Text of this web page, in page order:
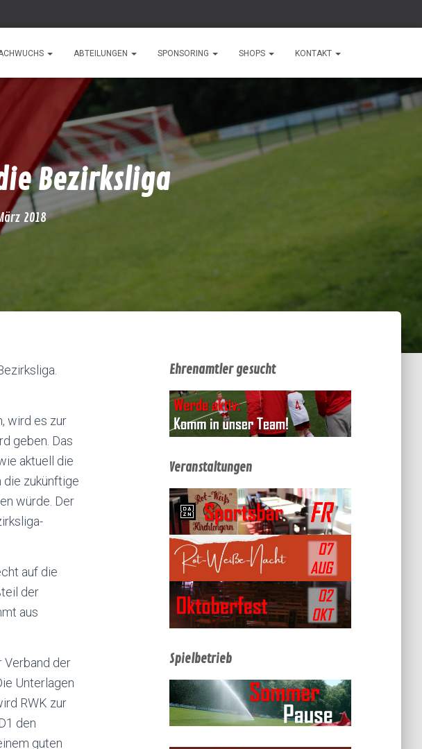
ABTEILUNGEN SPONSORING SHOPS KONTAKT
Bezirksliga
2018
wird es zur
geben. Das
aktuell die
die zukünftige
würde. Der
auf die
der
aus
Verband der
Unterlagen
RWK zur
den
guten
Ehrenamtler gesucht
Veranstaltungen
Spielbetrieb